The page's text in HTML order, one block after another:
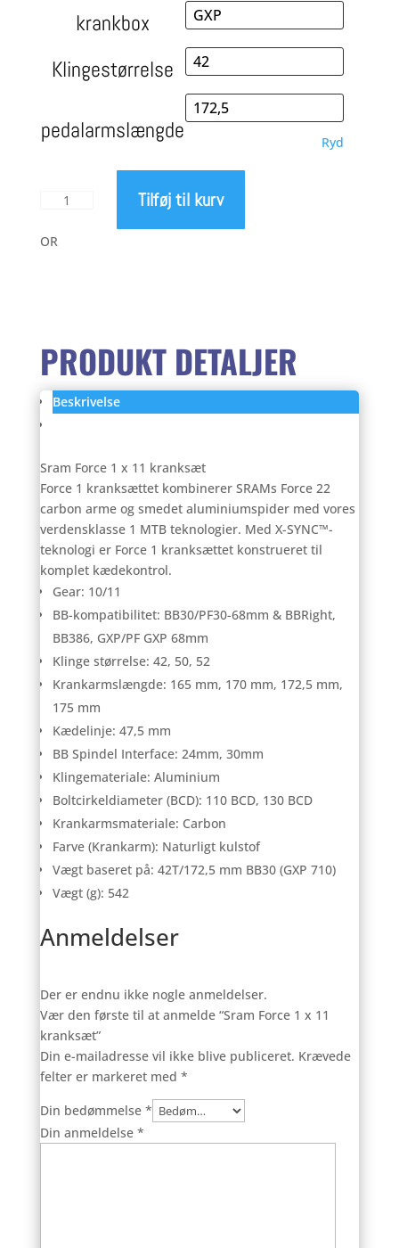
1.899,00 kr.
til
2.199,00 kr.
krankbox
Klingestørrelse
pedalarmslængde Ryd
Sram
1
Tilføj til kurv
OR
PRODUKT DETALJER
Beskrivelse
Sram Force 1 x 11 kranksæt
Force 1 kranksættet kombinerer SRAMs Force 22
carbon arme og smedet aluminiumspider med vores
verdensklasse 1 MTB teknologier. Med X-SYNC™-
teknologi er Force 1 kranksættet konstrueret til
komplet kædekontrol.
Gear: 10/11
BB-kompatibilitet: BB30/PF30-68mm & BBRight,
BB386, GXP/PF GXP 68mm
Klinge størrelse: 42, 50, 52
Krankarmslængde: 165 mm, 170 mm, 172,5 mm,
175 mm
Kædelinje: 47,5 mm
BB Spindel Interface: 24mm, 30mm
Klingemateriale: Aluminium
Boltcirkeldiameter (BCD): 110 BCD, 130 BCD
Krankarmsmateriale: Carbon
Farve (Krankarm): Naturligt kulstof
Vægt baseret på: 42T/172,5 mm BB30 (GXP 710)
Vægt (g): 542
Anmeldelser
Der er endnu ikke nogle anmeldelser.
Vær den første til at anmelde “Sram Force 1 x 11
kranksæt”
Din e-mailadresse vil ikke blive publiceret. Krævede
felter er markeret med *
Din bedømmelse *
Din anmeldelse *